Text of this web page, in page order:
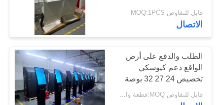
سيارة مسند الرأس
مراقب
قابل للتفاوض MOQ:1PCS
الاتصال
الطلب والدفع على أرض
الواقع دعم كيوسكي
تخصيص 24 27 32 بوصة
كيوسكي الدفع على أرض
الواقع
قابل للتفاوض MOQ:قطعة واحدة